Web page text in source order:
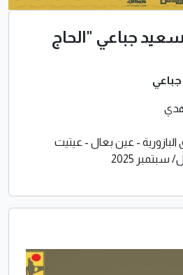
جباعي "الحاج
- عين بعال - عيتيت